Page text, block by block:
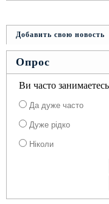
Добавить свою новость
Опрос
Ви часто
Да дуже часто
Дуже рідко
Ніколи